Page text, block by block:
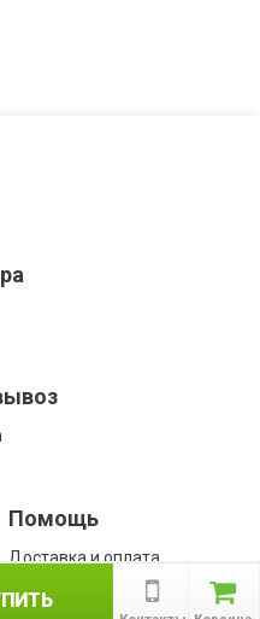
Помощь
Доставка и оплата